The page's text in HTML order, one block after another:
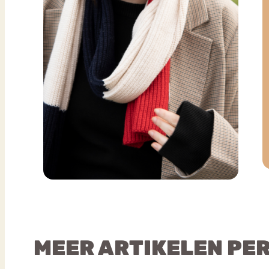
MEER ARTIKELEN